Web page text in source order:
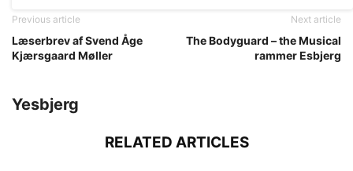
Previous article
Læserbrev af Svend Åge
Kjærsgaard Møller
Next article
The Bodyguard – the Musical
rammer Esbjerg
Yesbjerg
RELATED ARTICLES